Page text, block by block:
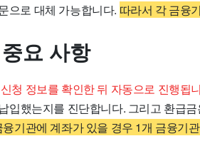
으로 대체 가능합니다. 따라서 각 금융
요 사항
청 정보를 확인한 뒤 자동으로 진행됩
입했는지를 진단합니다. 그리고 환급
기관에 계좌가 있을 경우 1개 금융기